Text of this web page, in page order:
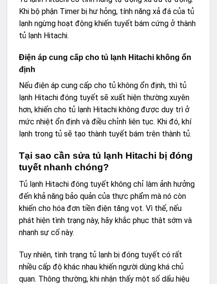
Khi bộ phận Timer bị hư hỏng, tính năng xả đá của tủ
lạnh ngừng hoạt động khiến tuyết bám cứng ở thành
tủ lạnh Hitachi.
Điện áp cung cấp cho tủ lạnh Hitachi không ổn
định
Nếu điện áp cung cấp cho tủ không ổn định, thì tủ
lạnh Hitachi đóng tuyết sẽ xuất hiện thường xuyên
hơn, khiến cho tủ lạnh Hitachi không được duy trì ở
mức nhiệt ổn định và điều chỉnh liên tục. Khi đó, khí
lạnh trong tủ sẽ tạo thành tuyết bám trên thành tủ.
Tại sao cần sửa tủ lạnh Hitachi bị đóng
tuyết nhanh chóng?
Tủ lạnh Hitachi đóng tuyết không chỉ làm ảnh hưởng
đến khả năng bảo quản của thực phẩm mà nó còn
khiến cho hóa đơn tiền điện tăng vọt. Vì thế, nếu
phát hiện tình trạng này, hãy khắc phục thật sớm và
nhanh sự cố này.
Tuy nhiên, tình trạng tủ lạnh bị đóng tuyết có rất
nhiều cấp độ khác nhau khiến người dùng khá chủ
quan. Thông thường, khi nhận thấy một số dấu hiệu